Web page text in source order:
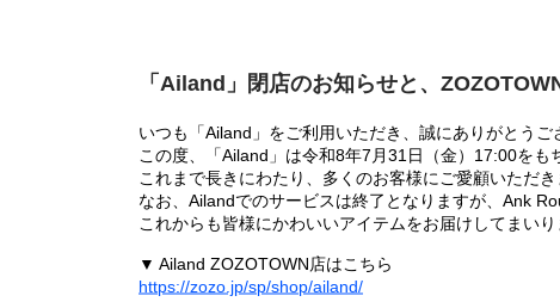
「Ailand」閉店のお知らせと、
いつも「Ailand」をご利用いただき、誠にありがとうご
この度、「Ailand」は令和8年7月31日（金）17:00をも
これまで長きにわたり、多くのお客様にご愛顧いただ
なお、Ailandでのサービスは終了となりますが、Ank
これからも皆様にかわいいアイテムをお届けしてまい
▼ Ailand ZOZOTOWN店はこちら
https://zozo.jp/sp/shop/ailand/